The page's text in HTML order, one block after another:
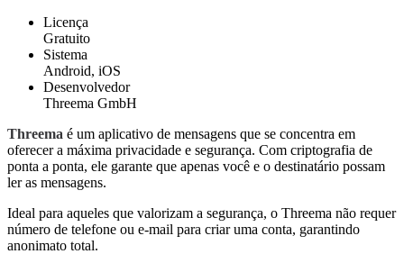
Licença
Gratuito
Sistema
Android, iOS
Desenvolvedor
Threema GmbH
Threema é um aplicativo de mensagens que se concentra em
oferecer a máxima privacidade e segurança. Com criptografia de
ponta a ponta, ele garante que apenas você e o destinatário possam
ler as mensagens.
Ideal para aqueles que valorizam a segurança, o Threema não requer
número de telefone ou e-mail para criar uma conta, garantindo
anonimato total.